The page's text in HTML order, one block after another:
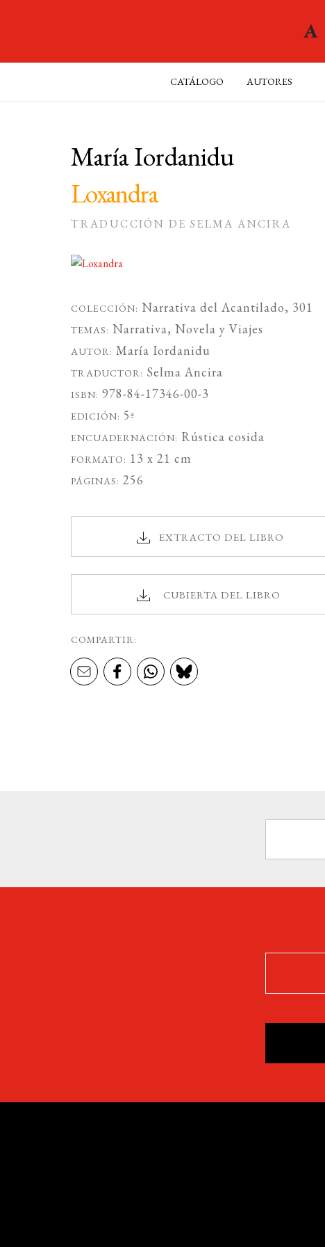
CATÁLOGO AUTORES
María Iordanidu
Loxandra
TRADUCCIÓN DE SELMA ANCIRA
COLECCIÓN: Narrativa del Acantilado, 301
TEMAS: Narrativa,Novela yViajes
AUTOR: María Iordanidu
TRADUCTOR: Selma Ancira
ISBN: 978-84-17346-00-3
EDICIÓN: 5ª
ENCUADERNACIÓN: Rústica cosida
FORMATO: 13 x 21 cm
PÁGINAS: 256
EXTRACTO DEL LIBRO
CUBIERTA DEL LIBRO
COMPARTIR: